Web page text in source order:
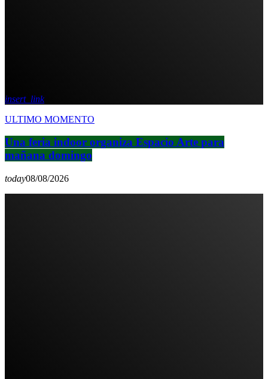
insert_link
ULTIMO MOMENTO
Una feria indoor organiza Espacio Arte para
mañana domingo
today08/08/2026